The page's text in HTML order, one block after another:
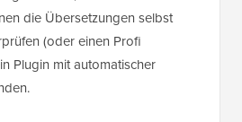
die Übersetzungen selbst
(oder einen Profi
Plugin mit automatischer